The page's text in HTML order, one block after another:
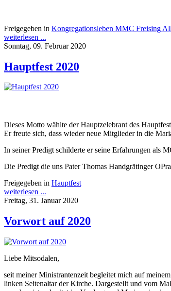
Freigegeben in Kongregationsleben MMC Freising
weiterlesen ...
Sonntag, 09. Februar 2020
Hauptfest 2020
Dieses Motto wählte der Hauptzelebrant des
Er freute sich, dass wieder neue Mitglieder in die
In seiner Predigt schilderte er seine Erfahrungen als
Die Predigt die uns Pater Thomas Handgrätinger
Freigegeben in Hauptfest
weiterlesen ...
Freitag, 31. Januar 2020
Vorwort auf 2020
Liebe Mitsodalen,
seit meiner Ministrantenzeit begleitet mich auf
linken Seitenaltar der Kirche. Dargestellt und vom